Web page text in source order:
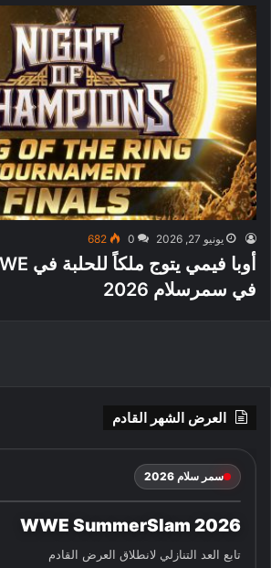
يونيو 27, 2026 0
682
في سمرسلام 2026
العرض الشهر القادم
سمر سلام 2026
WWE SummerSlam 2026
تابع العد التنازلي لانطلاق العرض القادم